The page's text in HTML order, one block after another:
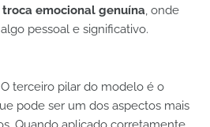
emocional genuína, onde
pessoal e significativo.
terceiro pilar do modelo é o
pode ser um dos aspectos mais